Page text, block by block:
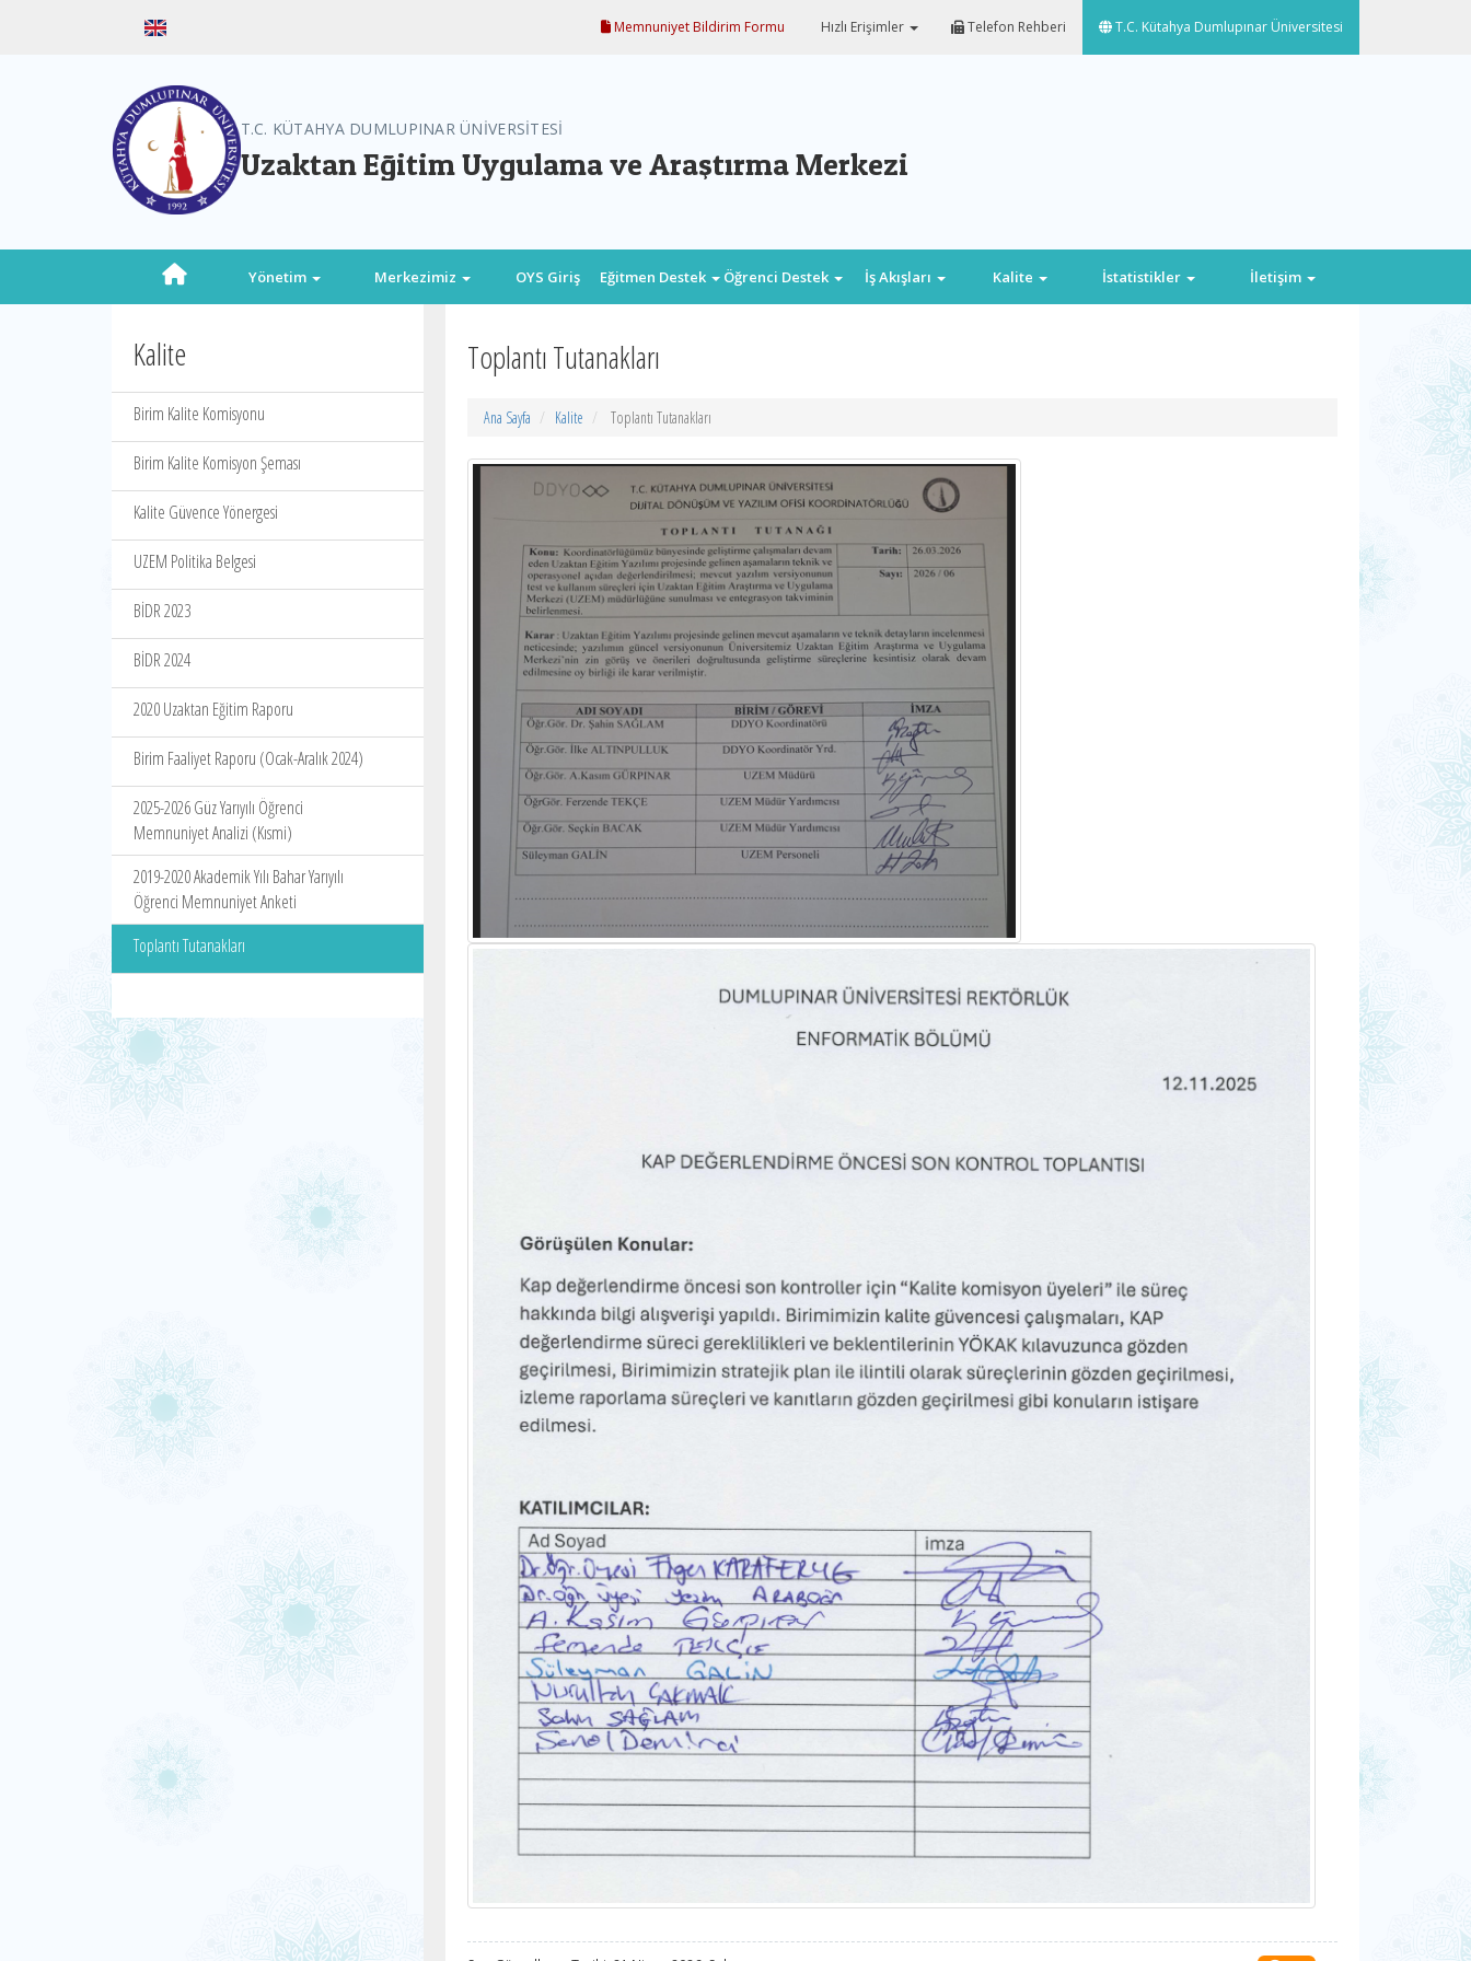
Memnuniyet Bildirim Formu Hızlı Erişimler Telefon Rehberi T.C. Kütahya Dumlupınar Üniversitesi
T.C. KÜTAHYA DUMLUPINAR ÜNİVERSİTESİ
Uzaktan Eğitim Uygulama ve Araştırma Merkezi
Yönetim Merkezimiz OYS Giriş Eğitmen Destek Öğrenci Destek İş Akışları Kalite İstatistikler İletişim
Kalite
Birim Kalite Komisyonu
Birim Kalite Komisyon Şeması
Kalite Güvence Yönergesi
UZEM Politika Belgesi
BİDR 2023
BİDR 2024
2020 Uzaktan Eğitim Raporu
Birim Faaliyet Raporu (Ocak-Aralık 2024)
2025-2026 Güz Yarıyılı Öğrenci
Memnuniyet Analizi (Kısmi)
2019-2020 Akademik Yılı Bahar Yarıyılı
Öğrenci Memnuniyet Anketi
Toplantı Tutanakları
Toplantı Tutanakları
Ana Sayfa Kalite Toplantı Tutanakları